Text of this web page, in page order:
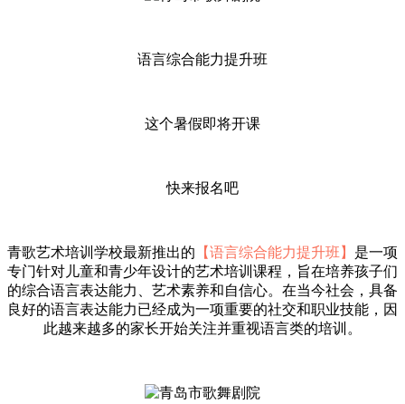
语言综合能力提升班
这个暑假即将开课
快来报名吧
青歌艺术培训学校最新推出的 【语言综合能力提升班 】 是一项
专门针对儿童和青少年设计的艺术培训课程，旨在培养孩子们
的综合语言表达能力、艺术素养和自信心。在当今社会，具备
良好的语言表达能力已经成为一项重要的社交和职业技能，因
此越来越多的家长开始关注并重视语言类的培训。